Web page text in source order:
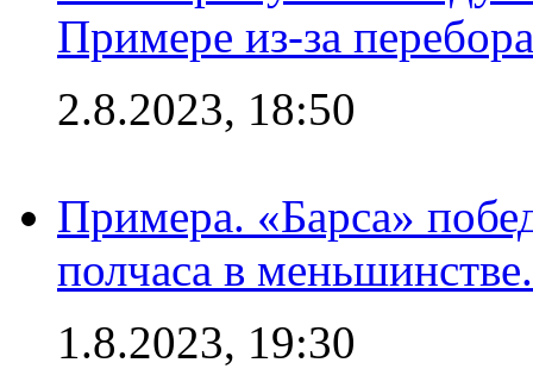
Примере из-за
2.8.2023, 18:50
Примера. «Барса»
полчаса в
1.8.2023, 19:30